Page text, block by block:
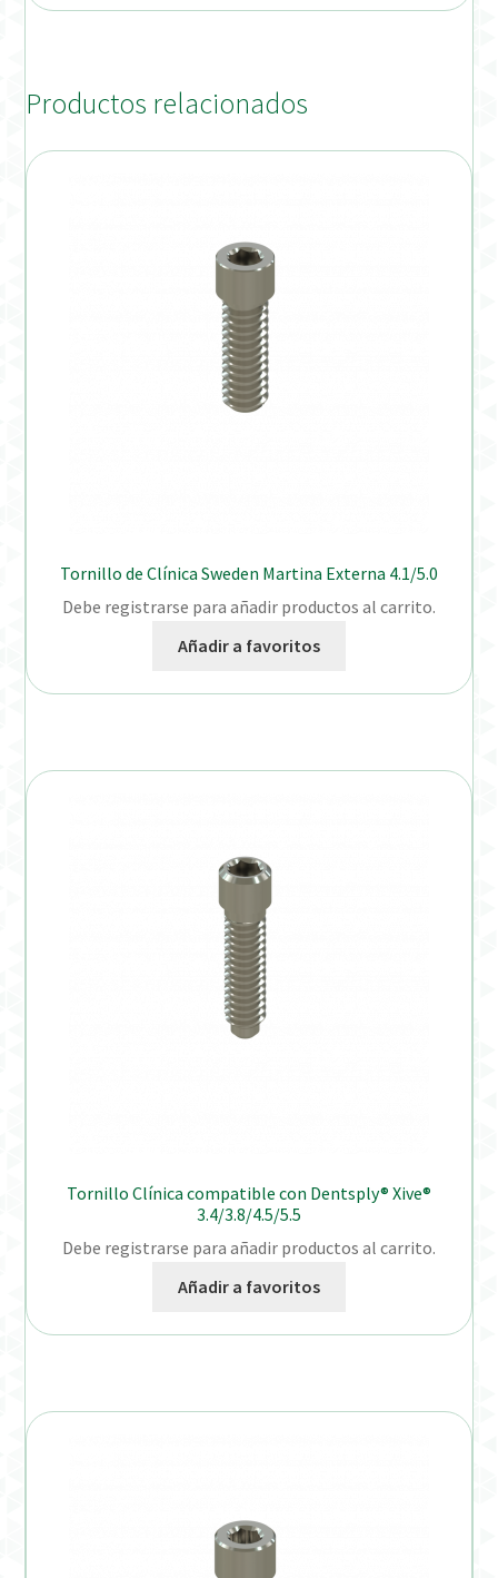
Productos relacionados
Tornillo de Clínica Sweden Martina Externa 4.1/5.0
Debe registrarse para añadir productos al carrito.
Añadir a favoritos
Tornillo Clínica compatible con Dentsply® Xive®
3.4/3.8/4.5/5.5
Debe registrarse para añadir productos al carrito.
Añadir a favoritos